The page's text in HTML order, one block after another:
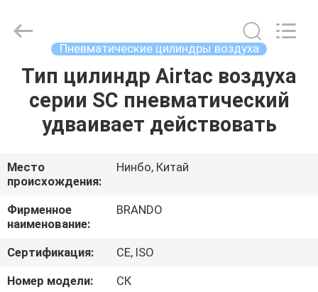
ДОМОЙ
ПРОДУКТЫ
О
НАС
ЭКСКУРСИЯ
ПО
ЗАВОДУ
Reserved.
Пневматические цилиндры воздуха
Тип цилиндр Airtac воздуха
серии SC пневматический
удваивает действовать
Место
происхождения:
Нинбо, Китай
Фирменное
наименование:
BRANDO
Сертификация:
CE, ISO
Номер модели:
СК